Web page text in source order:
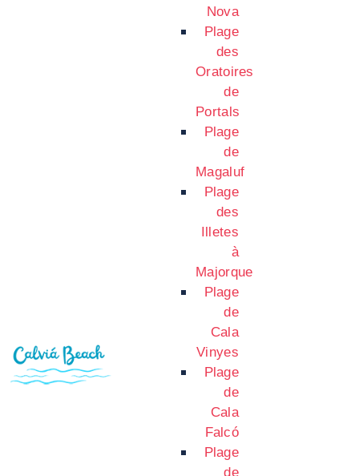
Nova
Plage
des
Oratoires
de
Portals
Plage
de
Magaluf
Plage
des
Illetes
à
Majorque
Plage
de
Cala
Vinyes
Plage
de
Cala
Falcó
Plage
de